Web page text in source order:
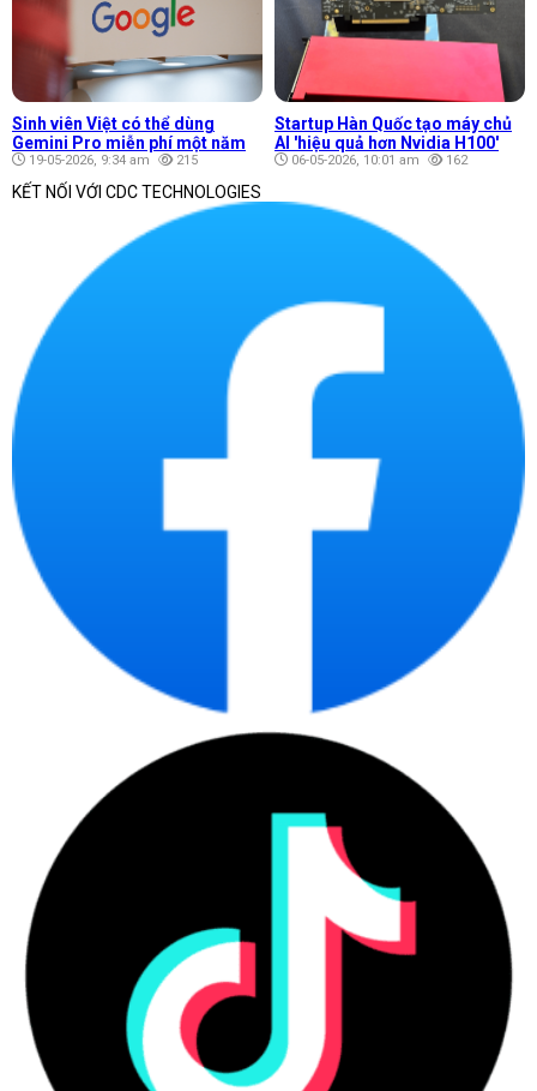
Sinh viên Việt có thể dùng
Gemini Pro miễn phí một năm
19-05-2026, 9:34 am 215
Startup Hàn Quốc tạo máy chủ
AI 'hiệu quả hơn Nvidia H100'
06-05-2026, 10:01 am 162
KẾT NỐI VỚI CDC TECHNOLOGIES